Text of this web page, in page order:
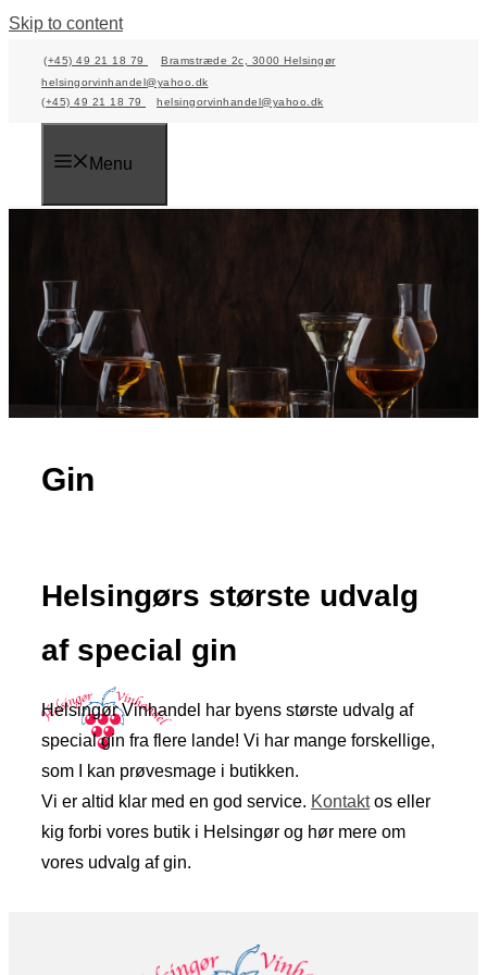
Skip to content
(+45) 49 21 18 79
Bramstræde 2c, 3000 Helsingør
helsingorvinhandel@yahoo.dk
(+45) 49 21 18 79
helsingorvinhandel@yahoo.dk
Menu
Gin
Helsingørs største udvalg
af special gin
Helsingør Vinhandel har byens største udvalg af
special gin fra flere lande! Vi har mange forskellige,
som I kan prøvesmage i butikken.
Vi er altid klar med en god service. Kontaktos eller
kig forbi vores butik i Helsingør og hør mere om
vores udvalg af gin.